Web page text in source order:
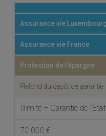
Assurance vie
Assurance vie France
Protection de l’épargne
Plafond du dépôt de garantie
Illimité – Garantie de
70 000 €